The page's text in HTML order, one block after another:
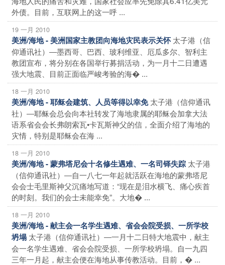
外债。目前，互联网上的这一呼 ...
19 一月 2010
美洲/海地 - 美洲国家主教团向海地灾民表示关怀 太子港（信
仰通讯社）―墨西哥、巴西、玻利维亚、厄瓜多尔、智利主
教团宣布，将分别在各国举行募捐活动，为一月十二日遭遇
强大地震、目前正面临严峻考验的海� ...
18 一月 2010
美洲/海地 - 耶稣会建筑、人员等得以幸免 太子港（信仰通讯
社）―耶稣会总会向本社转发了海地隶属的耶稣会加拿大法
语系省会会长弗朗索瓦•卡瓦斯神父的信，全面介绍了海地的
灾情，特别是耶稣会在海 ...
18 一月 2010
美洲/海地 - 蒙弗塔尼会十名修生遇难、一名司铎失踪 太子港
（信仰通讯社）―自一八七一年起就活跃在海地的蒙弗塔尼
会会士毛里斯神父沉痛地写道：“现在是泪水横飞、痛心疾首
的时刻。我们的会士未能幸免”。大地� ...
18 一月 2010
美洲/海地 - 献主会一名学生遇难、省会会院受损、一所学校
坍塌 太子港（信仰通讯社）―一月十二日特大地震中，献主
会一名学生遇难、省会会院受损、一所学校坍塌。自一九四
三年一月起，献主会便在海地从事传教活动。目前，� ...